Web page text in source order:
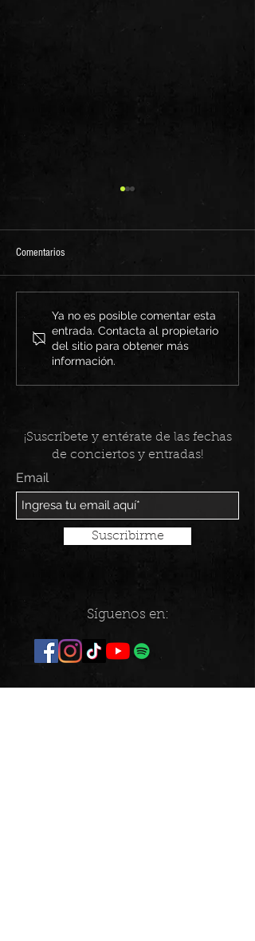
Mi Sencillo "Night Calls"
Comentarios
Ya no es posible comentar esta
entrada. Contacta al propietario
del sitio para obtener más
información.
¡Suscríbete y entérate de las fechas
de conciertos y entradas!
Email
Suscribirme
Síguenos en: